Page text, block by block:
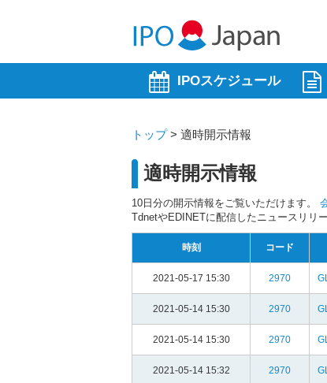
IPOスケジュール
トップ> 適時開示情報
適時開示情報
10日分の開示情報をご覧いただけます。
TdnetやEDINETに配信したニュースリリ
時刻 コード
2021-05-17 15:30 2970
2021-05-14 15:30 2970
2021-05-14 15:30 2970
2021-05-14 15:32 2970